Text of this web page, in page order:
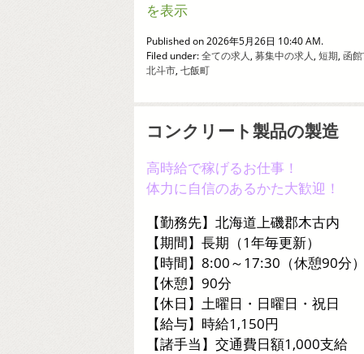
を表示
Published on 2026年5月26日 10:40 AM.
Filed under:全ての求人, 募集中の求人, 短期, 函
北斗市, 七飯町
コンクリート製品の製造
高時給で稼げるお仕事！
体力に自信のあるかた大歓迎！
【勤務先】北海道上磯郡木古内
【期間】長期（1年毎更新）
【時間】8:00～17:30（休憩90分
【休憩】90分
【休日】土曜日・日曜日・祝日
【給与】時給1,150円
【諸手当】交通費日額1,000支給